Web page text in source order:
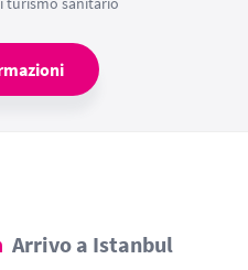
Arrivo a Istanbul